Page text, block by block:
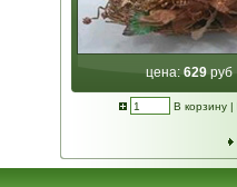
цена: 629 руб
В корзину |